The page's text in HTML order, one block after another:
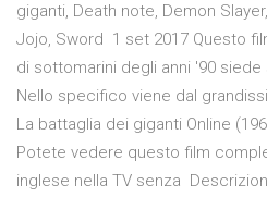
giganti, Death note, Demon
Jojo, Sword 1 set 2017 Questo
di sottomarini degli anni '90
Nello specifico viene dal
La battaglia dei giganti Online
Potete vedere questo film
inglese nella TV senza